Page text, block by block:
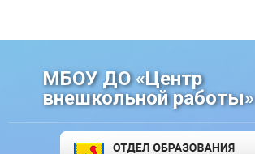
МБОУ ДО «Центр
внешкольной работы»